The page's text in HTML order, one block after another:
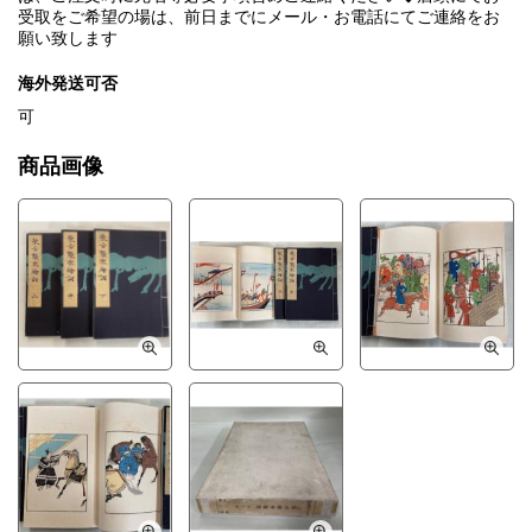
受取をご希望の場は、前日までにメール・お電話にてご連絡をお
願い致します
海外発送可否
可
商品画像